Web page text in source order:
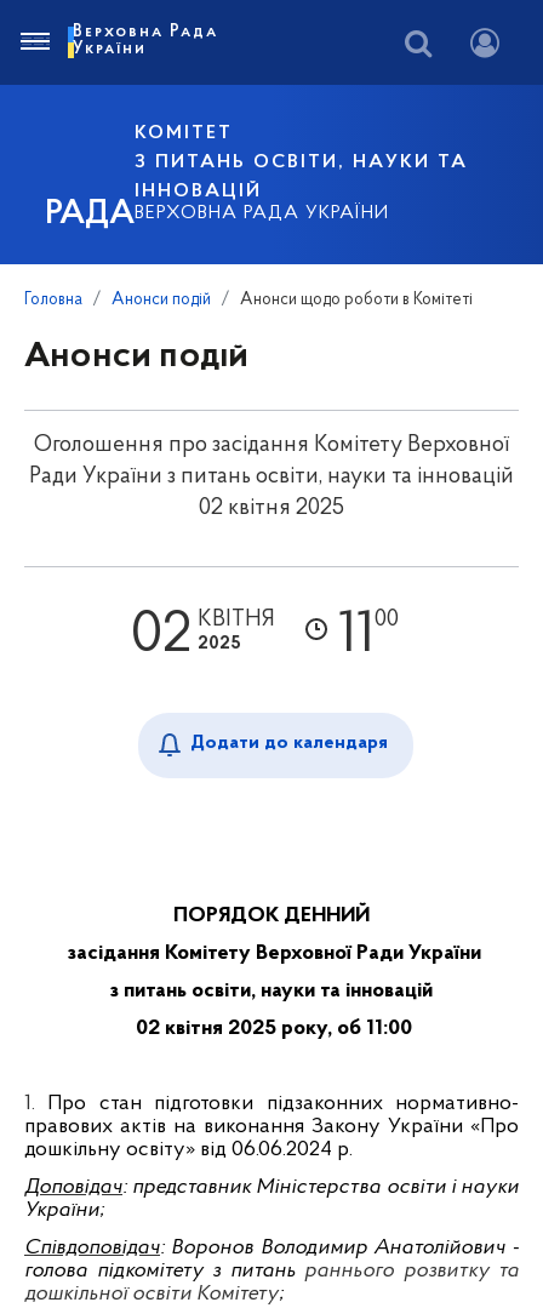
РАДА
КОМІТЕТ
З ПИТАНЬ ОСВІТИ, НАУКИ ТА
ІННОВАЦІЙ
ВЕРХОВНА РАДА УКРАЇНИ
Верховна Рада
України
Головна Анонси подій Анонси щодо роботи в Комітеті
Анонси подій
Оголошення про засідання Комітету Верховної
Ради України з питань освіти, науки та інновацій
02 квітня 2025
02 КВІТНЯ
2025 11 00
Додати до календаря
ПОРЯДОК ДЕННИЙ
засідання Комітету Верховної Ради України
з питань освіти, науки та інновацій
02 квітня 2025 року, об 11:00
1. Про стан підготовки підзаконних нормативно-
правових актів на виконання Закону України «Про
дошкільну освіту» від 06.06.2024 р.
Доповідач: представник Міністерства освіти і науки
України;
Співдоповідач: Воронов Володимир Анатолійович -
голова підкомітету з питань раннього розвитку та
дошкільної освіти Комітету;